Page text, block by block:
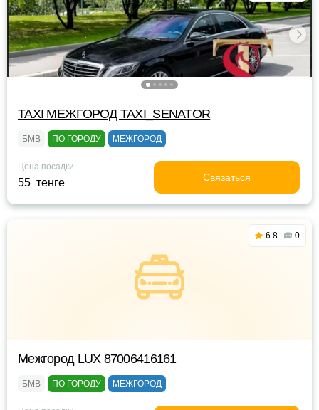
TAXI МЕЖГОРОД TAXI_SENATOR
БМВ ПО ГОРОДУ МЕЖГОРОД
Цена посадки
55 тенге Связаться
6.8 0
Межгород LUX 87006416161
БМВ ПО ГОРОДУ МЕЖГОРОД